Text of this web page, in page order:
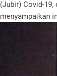
(Jubir) Covid-
menyampaikan